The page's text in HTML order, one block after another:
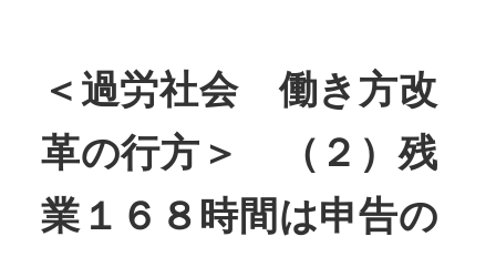
＜過労社会 働き方改
革の行方＞ （２）残
業１６８時間は申告の